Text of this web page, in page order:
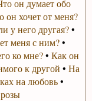
он думает обо
он хочет от меня?
у него другая?•
меня с ним?•
ко мне?• Как он
к другой • На
на любовь•